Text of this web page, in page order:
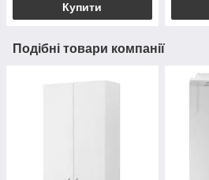
Купити
Подібні товари компанії